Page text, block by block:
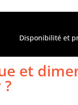
Disponibilité et
et